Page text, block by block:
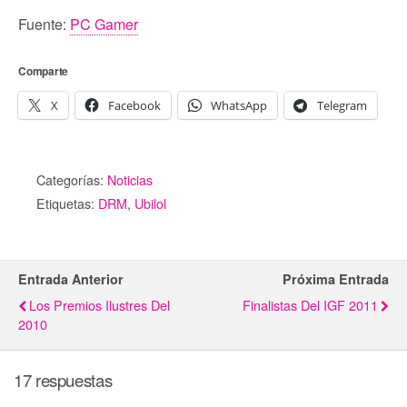
Fuente: PC Gamer
Comparte
X Facebook WhatsApp Telegram
Categorías: Noticias
Etiquetas: DRM, Ubilol
Entrada Anterior
Los Premios Ilustres Del
2010
Próxima Entrada
Finalistas Del IGF 2011
17 respuestas